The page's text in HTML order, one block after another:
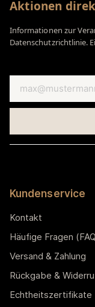
Aktionen
Informationen zur
Datenschutzrichtlinie.
Kundenservice
Kontakt
Häufige Fragen
Versand & Zahlung
Rückgabe &
Echtheitszertifikate